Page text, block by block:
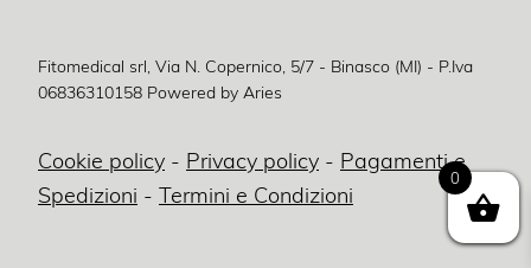
Fitomedical srl, Via N. Copernico, 5/7 - Binasco (MI) - P.Iva
06836310158 Powered by Aries
Cookie policy - Privacy policy - Pagamenti e
Spedizioni - Termini e Condizioni
0